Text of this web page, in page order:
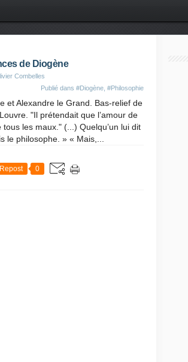
de Diogène
Combelles
Publié dans #Diogène #Philosophie
et Alexandre le Grand. Bas-relief de
"Il prétendait que l’amour de
tous les maux." (...) Quelqu’un lui dit
le philosophe. » « Mais,...
Repost 0